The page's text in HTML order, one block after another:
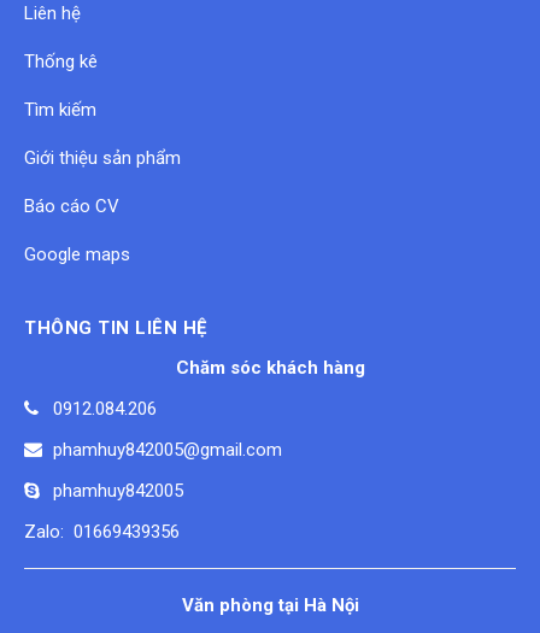
Liên hệ
Thống kê
Tìm kiếm
Giới thiệu sản phẩm
Báo cáo CV
Google maps
THÔNG TIN LIÊN HỆ
Chăm sóc khách hàng
0912.084.206
phamhuy842005@gmail.com
phamhuy842005
Zalo: 01669439356
Văn phòng tại Hà Nội